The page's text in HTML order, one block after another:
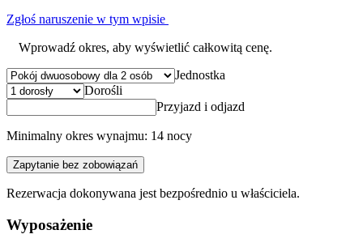
Zgłoś naruszenie w tym wpisie
Wprowadź okres, aby wyświetlić całkowitą cenę.
Jednostka
Dorośli
Przyjazd i odjazd
Minimalny okres wynajmu: 14 nocy
Zapytanie bez zobowiązań
Rezerwacja dokonywana jest bezpośrednio u właściciela.
Wyposażenie